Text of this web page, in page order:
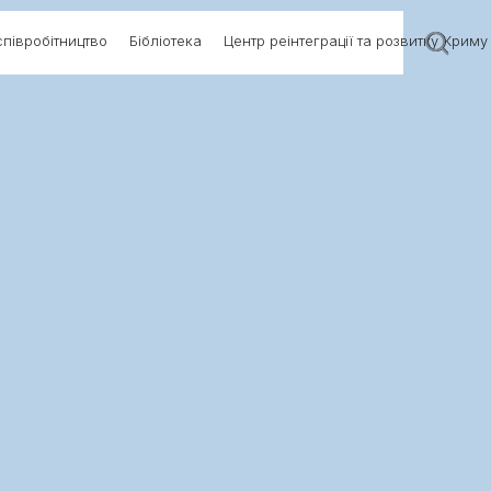
Бібліотека Центр реінтеграції та розвитку Криму